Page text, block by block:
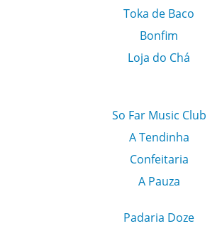
Toka de Baco
Bonfim
Loja do Chá
So Far Music Club
A Tendinha
Confeitaria
A Pauza
Padaria Doze